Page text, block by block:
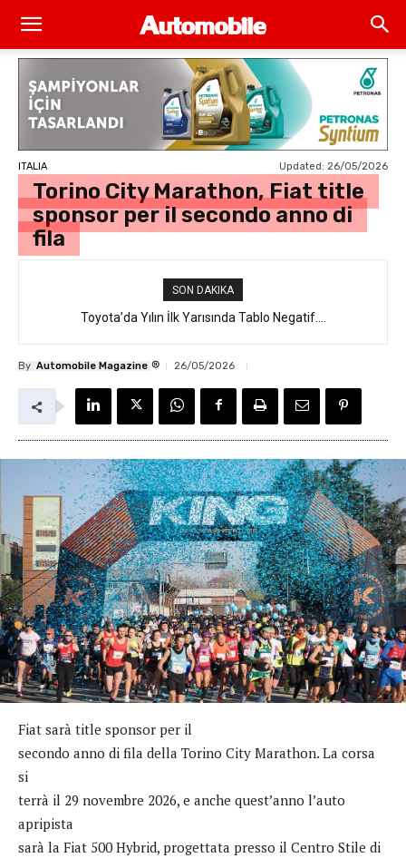
ITALIA Updated: 26/05/2026
Torino City Marathon, Fiat title
sponsor per il secondo anno di
fila
SON DAKIKA
Elektrikli araç satışlarında yüzde 9’luk düşüş…
By Automobile Magazine ® 26/05/2026
Fiat sarà title sponsor per il
secondo anno di fila della Torino City Marathon. La corsa
si
terrà il 29 novembre 2026, e anche quest’anno l’auto
apripista
sarà la Fiat 500 Hybrid, progettata presso il Centro Stile di